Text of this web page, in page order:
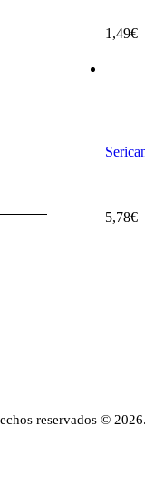
1,49€
5,78€
reservados ©